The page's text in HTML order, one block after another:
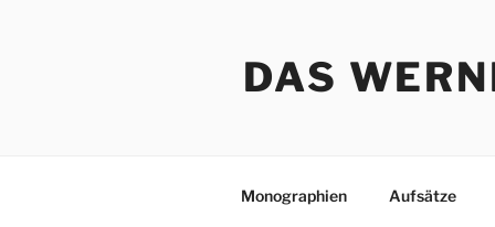
DAS
Monographien Aufsätze